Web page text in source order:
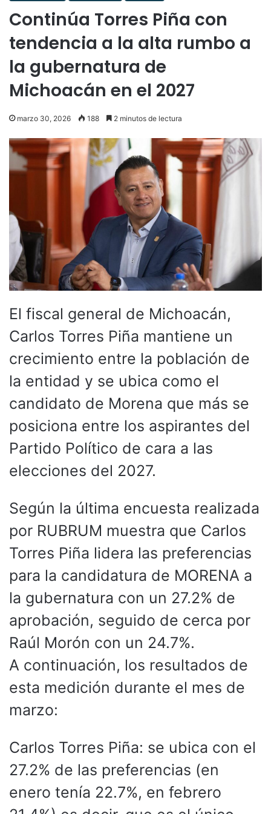
Continúa Torres Piña con
tendencia a la alta rumbo a
la gubernatura de
Michoacán en el 2027
marzo 30, 2026 188 2 minutos de lectura
El fiscal general de Michoacán,
Carlos Torres Piña mantiene un
crecimiento entre la población de
la entidad y se ubica como el
candidato de Morena que más se
posiciona entre los aspirantes del
Partido Político de cara a las
elecciones del 2027.
Según la última encuesta realizada
por RUBRUM muestra que Carlos
Torres Piña lidera las preferencias
para la candidatura de MORENA a
la gubernatura con un 27.2% de
aprobación, seguido de cerca por
Raúl Morón con un 24.7%.
A continuación, los resultados de
esta medición durante el mes de
marzo:
Carlos Torres Piña: se ubica con el
27.2% de las preferencias (en
enero tenía 22.7%, en febrero